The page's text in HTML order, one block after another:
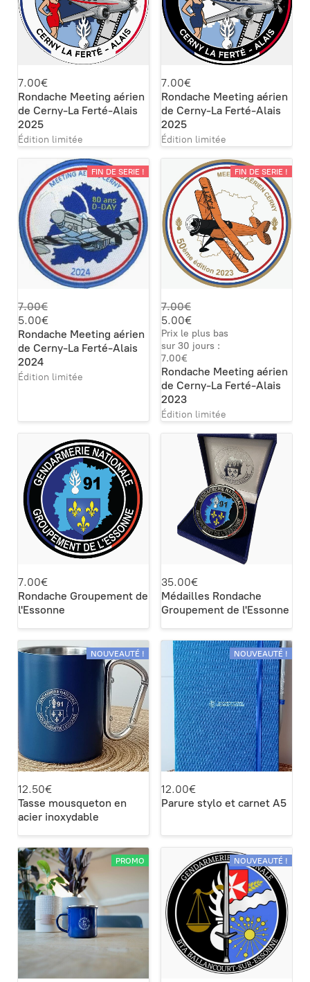
7.00€
Rondache Meeting aérien
de Cerny-La Ferté-Alais
2025
Édition limitée
7.00€
Rondache Meeting aérien
de Cerny-La Ferté-Alais
2025
Édition limitée
FIN DE SERIE !
7.00€
5.00€
Rondache Meeting aérien
de Cerny-La Ferté-Alais
2024
Édition limitée
FIN DE SERIE !
7.00€
5.00€
Prix le plus bas
sur 30 jours :
7.00€
Rondache Meeting aérien
de Cerny-La Ferté-Alais
2023
Édition limitée
7.00€
Rondache Groupement de
l'Essonne
35.00€
Médailles Rondache
Groupement de l'Essonne
NOUVEAUTÉ !
12.50€
Tasse mousqueton en
acier inoxydable
NOUVEAUTÉ !
12.00€
Parure stylo et carnet A5
PROMO NOUVEAUTÉ !